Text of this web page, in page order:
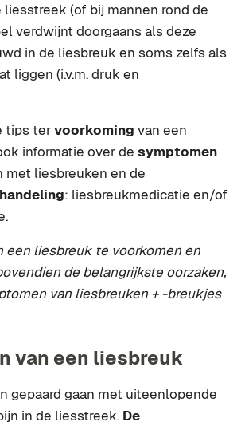
(of bij mannen rond de
verdwijnt doorgaans als deze
in de liesbreuk en soms zelfs als
liggen (i.v.m. druk en
tips tervoorkoming van een
informatie over de symptomen
met liesbreuken en de
: liesbreukmedicatie en/of
een liesbreuk te voorkomen en
de belangrijkste oorzaken,
van liesbreuken + -breukjes
van een liesbreuk
gepaard gaan met uiteenlopende
in de liesstreek. De